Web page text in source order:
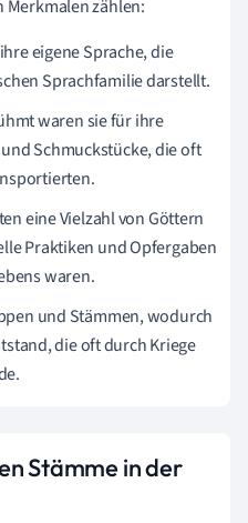
zählen:
eigene Sprache, die
Sprachfamilie darstellt.
waren sie für ihre
Schmuckstücke, die oft
eine Vielzahl von Göttern
Praktiken und Opfergaben
waren.
und Stämmen, wodurch
die oft durch Kriege
Stämme in der